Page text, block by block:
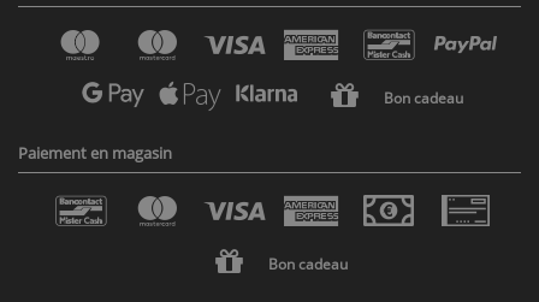
Bon cadeau
Paiement en magasin
Bon cadeau